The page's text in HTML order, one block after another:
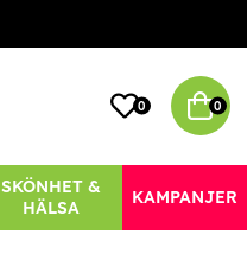
0 0
SKÖNHET &
HÄLSA
KAMPANJER